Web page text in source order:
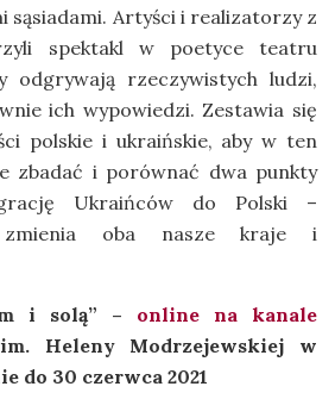
sąsiadami. Artyści i realizatorzy z
spektakl w poetyce teatru
odgrywają rzeczywistych ludzi,
ich wypowiedzi. Zestawia się
polskie i ukraińskie, aby w ten
zbadać i porównać dwa punkty
Ukraińców do Polski –
zmienia oba nasze kraje i
i solą” – online na kanale
Heleny Modrzejewskiej w
do 30 czerwca 2021